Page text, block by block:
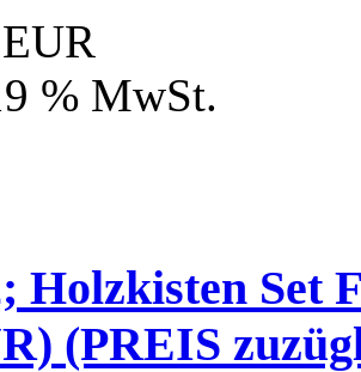
% MwSt.
Holzkisten
(PREIS